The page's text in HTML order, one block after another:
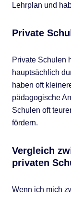
Lehrplan und
Private
Private Schulen
hauptsächlich
haben oft
pädagogische
Schulen oft
fördern.
Vergleich
privaten
Wenn ich mich